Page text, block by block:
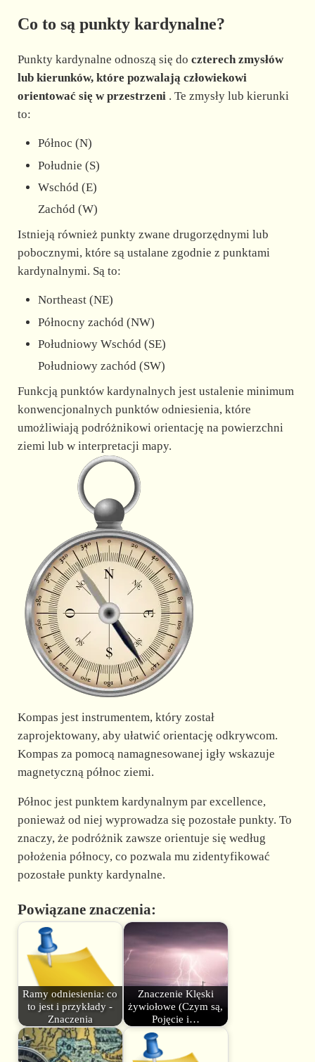
V
i
Co to są punkty kardynalne?
Punkty kardynalne odnoszą się do czterech zmysłów
lub kierunków, które pozwalają człowiekowi
orientować się w przestrzeni. Te zmysły lub kierunki
to:
Północ (N)
Południe (S)
Wschód (E)
Zachód (W)
Istnieją również punkty zwane drugorzędnymi lub
pobocznymi, które są ustalane zgodnie z punktami
kardynalnymi. Są to:
Northeast (NE)
Północny zachód (NW)
Południowy Wschód (SE)
Południowy zachód (SW)
Funkcją punktów kardynalnych jest ustalenie minimum
konwencjonalnych punktów odniesienia, które
umożliwiają podróżnikowi orientację na powierzchni
ziemi lub w interpretacji mapy.
Kompas jest instrumentem, który został
zaprojektowany, aby ułatwić orientację odkrywcom.
Kompas za pomocą namagnesowanej igły wskazuje
magnetyczną północ ziemi.
Północ jest punktem kardynalnym par excellence,
ponieważ od niej wyprowadza się pozostałe punkty. To
znaczy, że podróżnik zawsze orientuje się według
położenia północy, co pozwala mu zidentyfikować
pozostałe punkty kardynalne.
Powiązane znaczenia:
Ramy odniesienia: co
to jest i przykłady -
Znaczenia
Znaczenie Klęski
żywiołowe (Czym są,
Pojęcie i…